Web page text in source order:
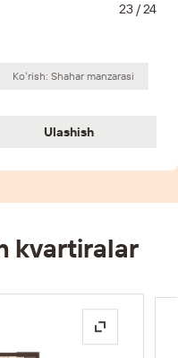
23 / 24
Koʻrish: Shahar manzarasi
Ulashish
Ulashish
kvartiralar